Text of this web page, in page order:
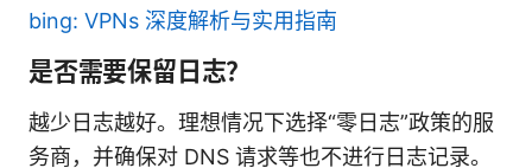
bing: VPNs 深度解析与实用指南
是否需要保留日志？
越少日志越好。理想情况下选择“零日志”政策的服
务商，并确保对 DNS 请求等也不进行日志记录。